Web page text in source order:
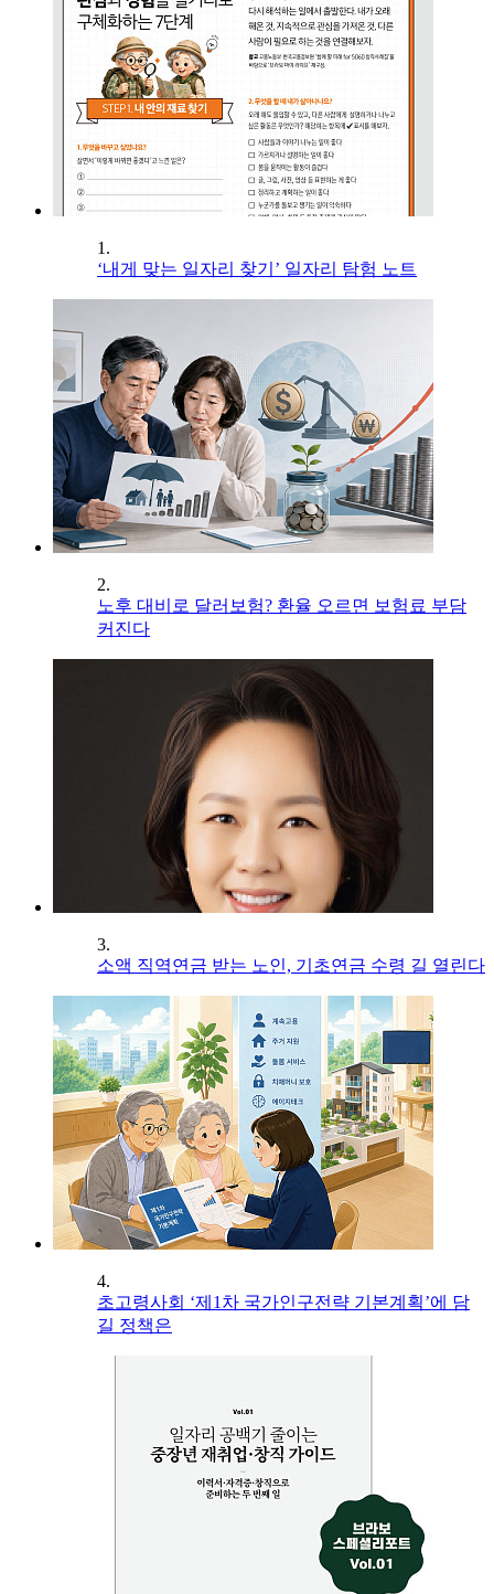
1.
‘내게 맞는 일자리 찾기’ 일자리 탐험 노트
2.
노후 대비로 달러보험? 환율 오르면 보험료 부담
커진다
3.
소액 직역연금 받는 노인, 기초연금 수령 길 열린다
4.
초고령사회 ‘제1차 국가인구전략 기본계획’에 담
길 정책은